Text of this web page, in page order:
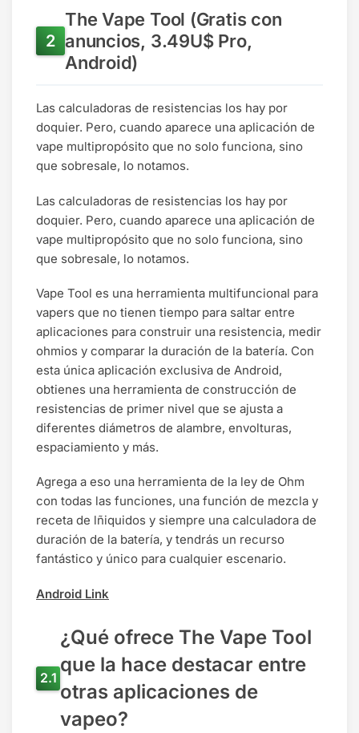
The Vape Tool (Gratis con
anuncios, 3.49U$ Pro,
Android)
Las calculadoras de resistencias los hay por
doquier. Pero, cuando aparece una aplicación de
vape multipropósito que no solo funciona, sino
que sobresale, lo notamos.
Las calculadoras de resistencias los hay por
doquier. Pero, cuando aparece una aplicación de
vape multipropósito que no solo funciona, sino
que sobresale, lo notamos.
Vape Tool es una herramienta multifuncional para
vapers que no tienen tiempo para saltar entre
aplicaciones para construir una resistencia, medir
ohmios y comparar la duración de la batería. Con
esta única aplicación exclusiva de Android,
obtienes una herramienta de construcción de
resistencias de primer nivel que se ajusta a
diferentes diámetros de alambre, envolturas,
espaciamiento y más.
Agrega a eso una herramienta de la ley de Ohm
con todas las funciones, una función de mezcla y
receta de lñiquidos y siempre una calculadora de
duración de la batería, y tendrás un recurso
fantástico y único para cualquier escenario.
Android Link
¿Qué ofrece The Vape Tool
que la hace destacar entre
otras aplicaciones de
vapeo?